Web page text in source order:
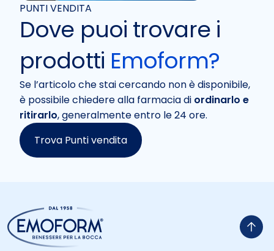
PUNTI VENDITA
Dove puoi trovare i
prodotti Emoform?
Se l’articolo che stai cercando non è disponibile,
è possibile chiedere alla farmacia di ordinarlo e
ritirarlo, generalmente entro le 24 ore.
Trova Punti vendita